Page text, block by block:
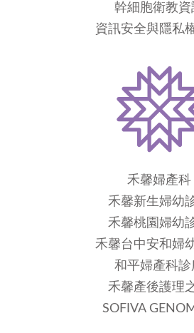
幹細胞衛教資
資訊安全與隱私
禾馨婦產科
禾馨新生婦幼
禾馨桃園婦幼
禾馨台中安和婦
和平婦產科診
禾馨產後護理
SOFIVA